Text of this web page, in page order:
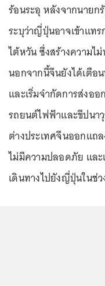
ร้อนระอุ หลังจากนาย
ระบุว่าญี่ปุ่นอาจเข้าแท
ไต้หวัน ซึ่งสร้างความไ
นอกจากนี้จีนยังได้เตือ
และเริ่มจำกัดการส่งอ
รถยนต์ไฟฟ้าและขีปนา
ต่างประเทศจีนออกแถ
ไม่มีความปลอดภัย และ
เดินทางไปยังญี่ปุ่นในช่